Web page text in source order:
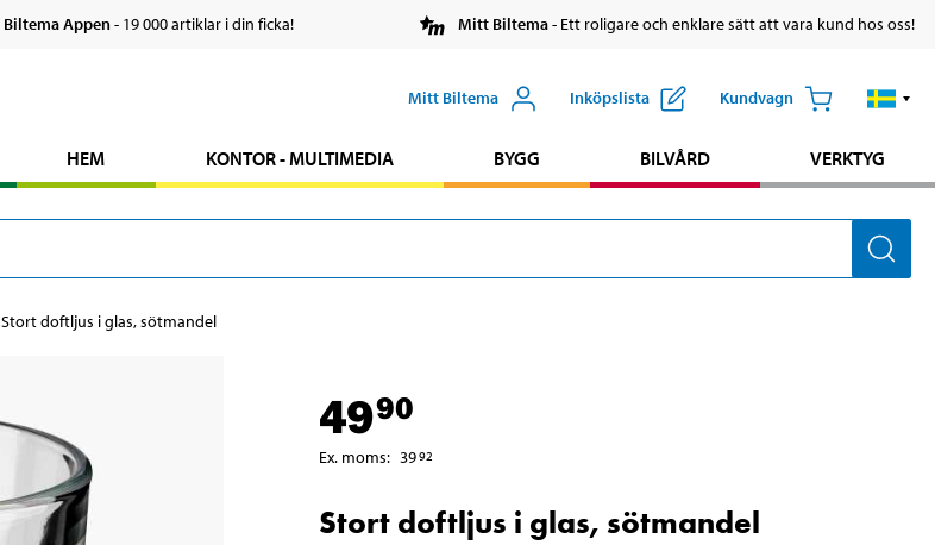
Biltema Appen- 19 000 artiklar i din ficka! Mitt Biltema- Ett roligare och enklare sätt att vara kund hos oss!
Mitt Biltema Inköpslista Kundvagn
HEM KONTOR - MULTIMEDIA BYGG BILVÅRD VERKTYG
Stort doftljus i glas, sötmandel
4990
Ex. moms: 3992
Stort doftljus i glas, sötmandel